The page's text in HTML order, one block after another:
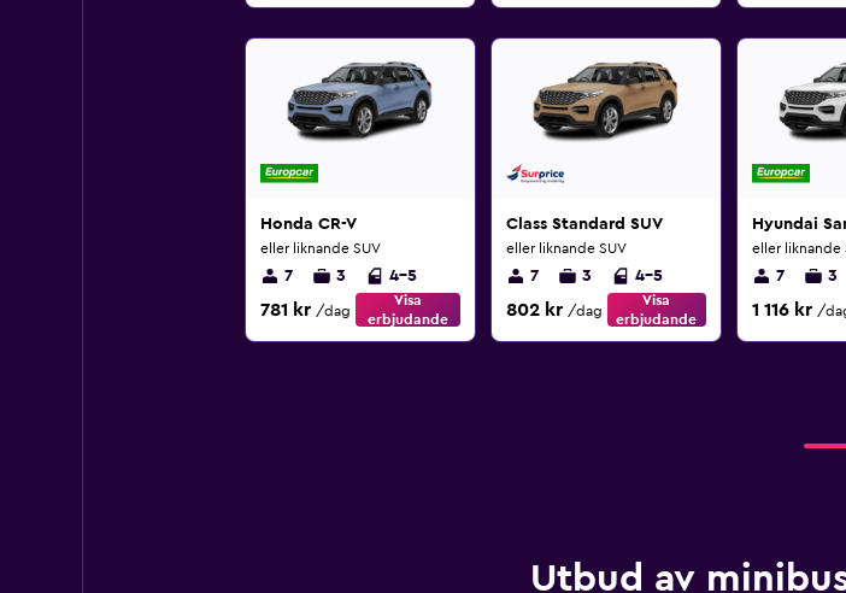
Honda CR-V
eller liknande SUV
7 3 4-5
781 kr /dag
Visa
erbjudande
Class Standard SUV
eller liknande SUV
7 3 4-5
802 kr /dag
Visa
erbjudande
Hyundai
eller liknande
7 3
1 116 kr /
Utbud av